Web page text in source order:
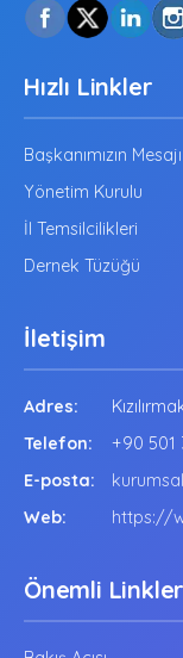
Hızlı Linkler
Başkanımızın Mesajı
Yönetim Kurulu
İl Temsilcilikleri
Dernek Tüzüğü
İletişim
Adres:
Telefon:
+90 501
E-posta:
Web:
https://
Önemli Linkler